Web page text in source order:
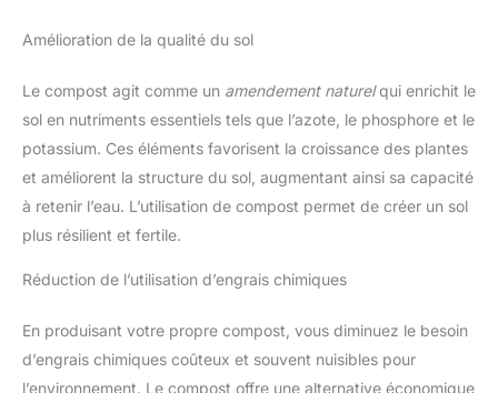
Amélioration de la qualité du sol
Le compost agit comme un amendement naturelqui enrichit le
sol en nutriments essentiels tels que l’azote, le phosphore et le
potassium. Ces éléments favorisent la croissance des plantes
et améliorent la structure du sol, augmentant ainsi sa capacité
à retenir l’eau. L’utilisation de compost permet de créer un sol
plus résilient et fertile.
Réduction de l’utilisation d’engrais chimiques
En produisant votre propre compost, vous diminuez le besoin
d’engrais chimiques coûteux et souvent nuisibles pour
l’environnement. Le compost offre une alternative économique